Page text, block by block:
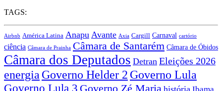
TAGS:
Airbnb América Latina Anapu Avante Axia Cargill Carnaval cartório
ciência Câmara de Prainha Câmara de Santarém Câmara de Óbidos
Câmara dos Deputados Detran Eleições 2026
energia Governo Helder 2 Governo Lula
Governo Lula 3 Governo Zé Maria história